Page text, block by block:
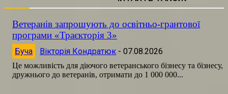
Ветеранів запрошують до освітньо-грантової
програми «Траєкторія 3»
Буча Вікторія Кондратюк - 07.08.2026
Це можливість для діючого ветеранського бізнесу та бізнесу,
дружнього до ветеранів, отримати до 1 000 000...